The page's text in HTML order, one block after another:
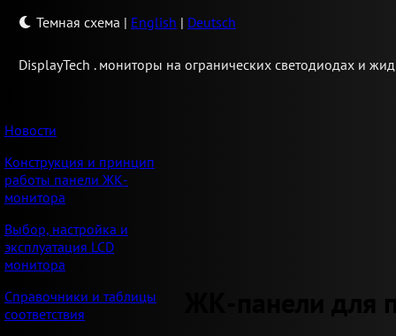
Темная схема | English | Deutsch
DisplayTech . мониторы на огранических светодиодах и
Новости
Конструкция и принцип
работы панели ЖК-
монитора
Выбор, настройка и
эксплуатация LCD
монитора
Справочники и таблицы
соответствия
ЖК-панели для